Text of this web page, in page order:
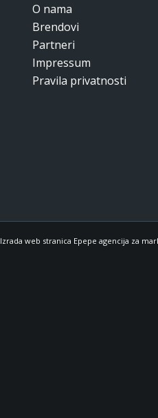
O nama
Brendovi
Partneri
Impressum
Pravila privatnosti
Izrada web stranica Epepe agencija za